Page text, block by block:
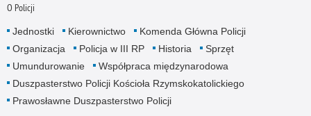
O Policji
Jednostki Kierownictwo
Komenda Główna Policji
Organizacja
Policja w III RP Historia
Sprzęt
Umundurowanie
Współpraca międzynarodowa
Duszpasterstwo Policji Kościoła Rzymskokatolickiego
Prawosławne Duszpasterstwo Policji